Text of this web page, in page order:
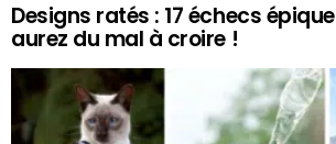
Designs ratés : 17 échecs
aurez du mal à croire !